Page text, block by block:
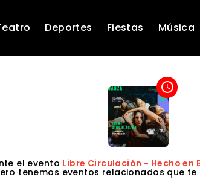
Deportes Fiestas Música
access_time
el evento Libre Circulación - Hecho en
tenemos eventos relacionados que